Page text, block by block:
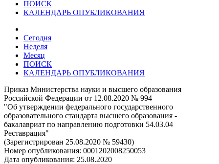
ПОИСК
КАЛЕНДАРЬ ОПУБЛИКОВАНИЯ
Сегодня
Неделя
Месяц
ПОИСК
КАЛЕНДАРЬ ОПУБЛИКОВАНИЯ
Приказ Министерства науки и высшего образования
Российской Федерации от 12.08.2020 № 994
"Об утверждении федерального государственного
образовательного стандарта высшего образования -
бакалавриат по направлению подготовки 54.03.04
Реставрация"
(Зарегистрирован 25.08.2020 № 59430)
Номер опубликования: 0001202008250053
Дата опубликования: 25.08.2020